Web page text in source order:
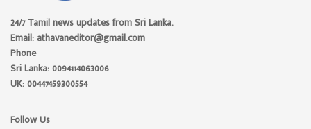
24/7 Tamil news updates from Sri Lanka.
Email: athavaneditor@gmail.com
Phone
Sri Lanka: 0094114063006
UK: 00447459300554
Follow Us